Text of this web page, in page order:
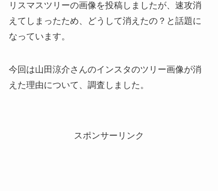
リスマスツリーの画像を投稿しましたが、速攻消
えてしまったため、どうして消えたの？と話題に
なっています。
今回は山田涼介さんのインスタのツリー画像が消
えた理由について、調査しました。
スポンサーリンク